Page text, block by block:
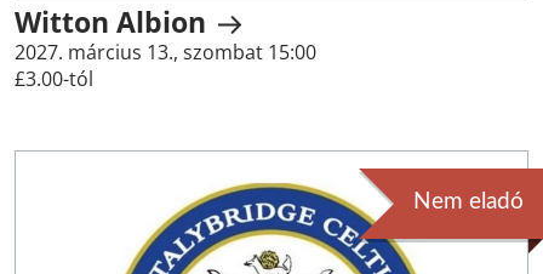
Witton Albion
2027. március 13., szombat 15:00
£3.00-tól
Nem eladó